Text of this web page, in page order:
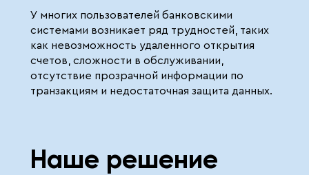
У многих пользователей банковскими
системами возникает ряд трудностей, таких
как невозможность удаленного открытия
счетов, сложности в обслуживании,
отсутствие прозрачной информации по
транзакциям и недостаточная защита данных.
Наше решение